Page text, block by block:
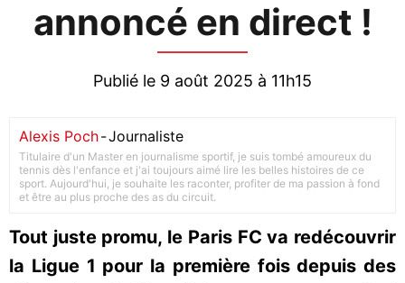
annoncé en direct !
Publié le 9 août 2025 à 11h15
Alexis Poch-Journaliste
Titulaire d'un Master en journalisme sportif, je suis tombé amoureux du
tennis dès l'enfance et j'ai toujours aimé lire les belles histoires de ce
sport. Aujourd'hui, je souhaite les raconter, profiter de ma passion à fond
et être au plus proche des as du circuit.
Tout juste promu, le Paris FC va redécouvrir
la Ligue 1 pour la première fois depuis des